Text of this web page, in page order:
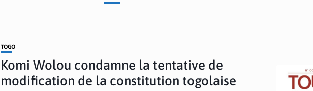
TOGO
Komi Wolou condamne la tentative de
modification de la constitution togolaise